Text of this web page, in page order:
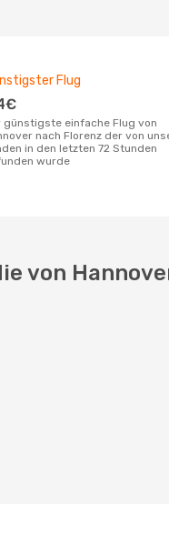
Flug
nach Florenz der von
in den letzten 72 Stunden
wurde
von